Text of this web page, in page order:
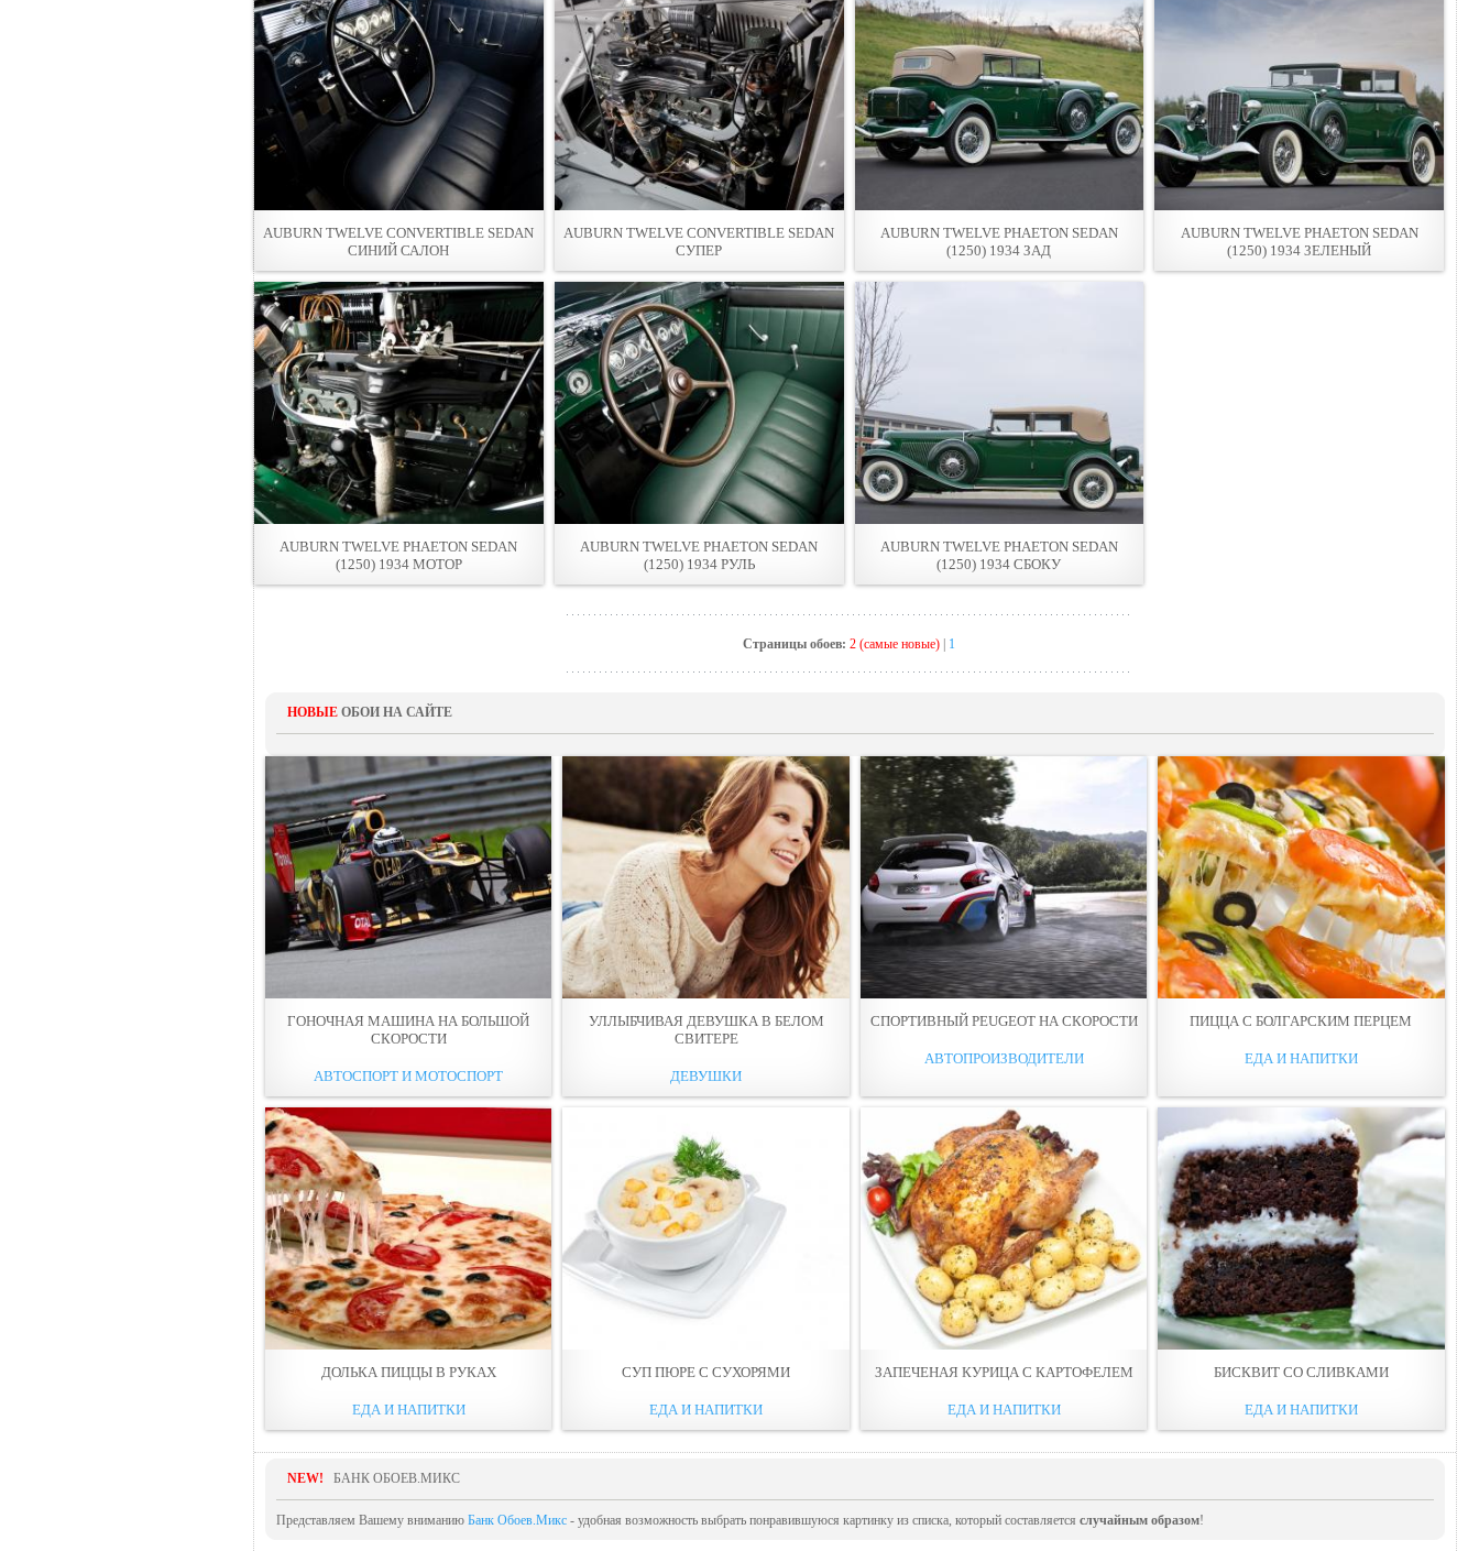
AUBURN TWELVE CONVERTIBLE SEDAN
СИНИЙ САЛОН
AUBURN TWELVE CONVERTIBLE SEDAN
СУПЕР
AUBURN TWELVE PHAETON SEDAN
(1250) 1934 ЗАД
AUBURN TWELVE PHAETON SEDAN
(1250) 1934 ЗЕЛЕНЫЙ
AUBURN TWELVE PHAETON SEDAN
(1250) 1934 МОТОР
AUBURN TWELVE PHAETON SEDAN
(1250) 1934 РУЛЬ
AUBURN TWELVE PHAETON SEDAN
(1250) 1934 СБОКУ
Страницы обоев: 2 (самые новые) 1
НОВЫЕ ОБОИ НА САЙТЕ
ГОНОЧНАЯ МАШИНА НА БОЛЬШОЙ
СКОРОСТИ
АВТОСПОРТ И МОТОСПОРТ
УЛЛЫБЧИВАЯ ДЕВУШКА В БЕЛОМ
СВИТЕРЕ
ДЕВУШКИ
СПОРТИВНЫЙ PEUGEOT НА СКОРОСТИ
АВТОПРОИЗВОДИТЕЛИ
ПИЦЦА С БОЛГАРСКИМ ПЕРЦЕМ
ЕДА И НАПИТКИ
ДОЛЬКА ПИЦЦЫ В РУКАХ
ЕДА И НАПИТКИ
СУП ПЮРЕ С СУХОРЯМИ
ЕДА И НАПИТКИ
ЗАПЕЧЕНАЯ КУРИЦА С КАРТОФЕЛЕМ
ЕДА И НАПИТКИ
БИСКВИТ СО СЛИВКАМИ
ЕДА И НАПИТКИ
NEW! БАНК ОБОЕВ.МИКС
Представляем Вашему вниманию Банк Обоев.Микс - удобная возможность выбрать понравившуюся картинку из списка, который составляется случайным образом!